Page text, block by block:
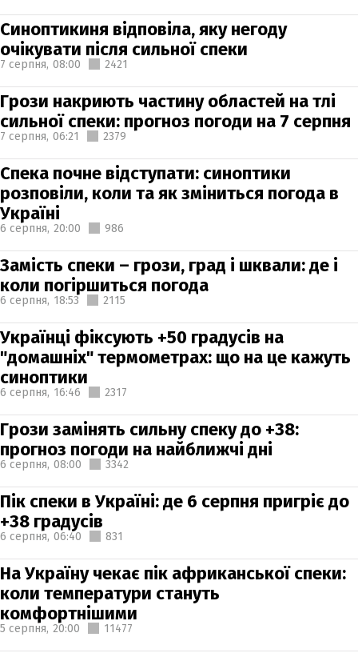
Синоптикиня відповіла, яку негоду
очікувати після сильної спеки
7 серпня, 08:00 2421
Грози накриють частину областей на тлі
сильної спеки: прогноз погоди на 7 серпня
7 серпня, 06:21 2379
Спека почне відступати: синоптики
розповіли, коли та як зміниться погода в
Україні
6 серпня, 20:00 986
Замість спеки – грози, град і шквали: де і
коли погіршиться погода
6 серпня, 18:53 2115
Українці фіксують +50 градусів на
"домашніх" термометрах: що на це кажуть
синоптики
6 серпня, 16:46 2317
Грози замінять сильну спеку до +38:
прогноз погоди на найближчі дні
6 серпня, 08:00 3342
Пік спеки в Україні: де 6 серпня пригріє до
+38 градусів
6 серпня, 06:40 831
На Україну чекає пік африканської спеки:
коли температури стануть
комфортнішими
5 серпня, 20:00 11477